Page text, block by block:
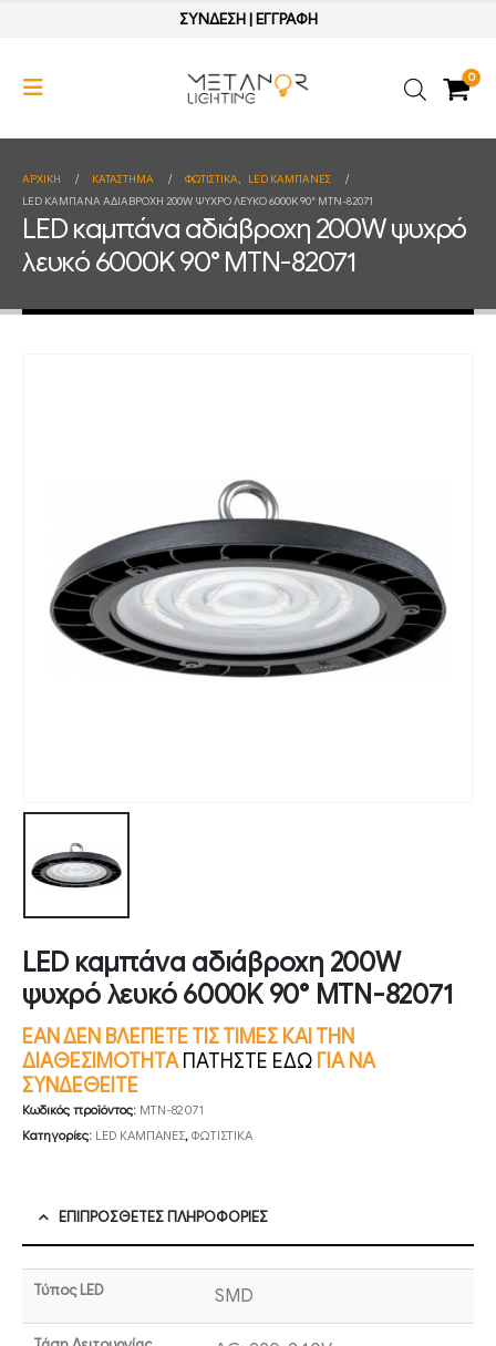
ΣΥΝΔΕΣΗ| ΕΓΓΡΑΦΗ
0
ΑΡΧΙΚΉ ΚΑΤΆΣΤΗΜΑ ΦΩΤΙΣΤΙΚΑ,
LED ΚΑΜΠΑΝΕΣ
LED ΚΑΜΠΆΝΑ ΑΔΙΆΒΡΟΧΗ 200W ΨΥΧΡΌ ΛΕΥΚΌ 6000K 90° MTN-82071
LED καμπάνα αδιάβροχη 200W ψυχρό
λευκό 6000K 90° MTN-82071
LED καμπάνα αδιάβροχη 200W
ψυχρό λευκό 6000K 90° MTN-82071
ΕΑΝ ΔΕΝ ΒΛΕΠΕΤΕ ΤΙΣ ΤΙΜΕΣ ΚΑΙ ΤΗΝ
ΔΙΑΘΕΣΙΜΟΤΗΤΑ ΠΑΤΗΣΤΕ ΕΔΩ ΓΙΑ ΝΑ
ΣΥΝΔΕΘΕΙΤΕ
Κωδικός προϊόντος: MTN-82071
Κατηγορίες: LED ΚΑΜΠΑΝΕΣ, ΦΩΤΙΣΤΙΚΑ
ΕΠΙΠΡΌΣΘΕΤΕΣ ΠΛΗΡΟΦΟΡΊΕΣ
Τύπος LED SMD